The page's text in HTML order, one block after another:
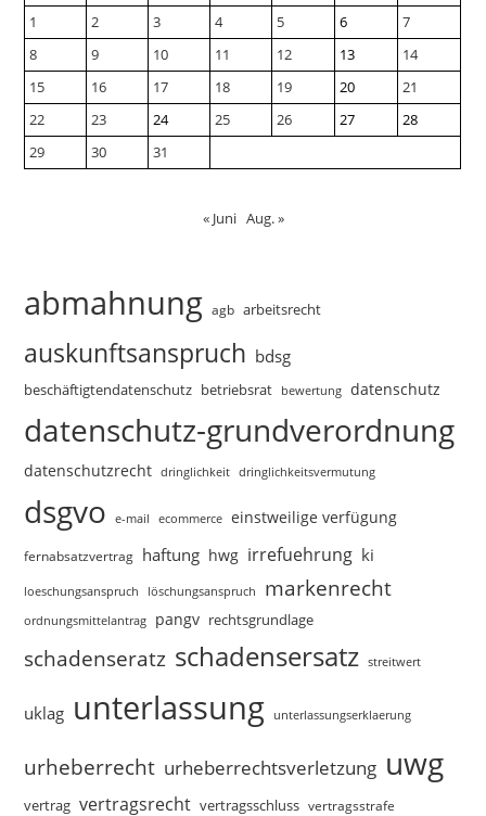
1
2 3 4 5 6
7
8
9 10 11 12 13
14
15
16 17 18 19 20
21
22
23 24 25 26 27
28
29
30 31
« Juni Aug. »
abmahnung agb arbeitsrecht
auskunftsanspruch bdsg
beschäftigtendatenschutz betriebsrat bewertung datenschutz
datenschutz-grundverordnung
datenschutzrecht dringlichkeit dringlichkeitsvermutung
dsgvo e-mail ecommerce einstweilige verfügung
fernabsatzvertrag haftung hwg irrefuehrung ki
loeschungsanspruch löschungsanspruch markenrecht
ordnungsmittelantrag pangv rechtsgrundlage
schadenseratz schadensersatz streitwert
uklag unterlassung unterlassungserklaerung
urheberrecht urheberrechtsverletzung uwg
vertrag vertragsrecht vertragsschluss vertragsstrafe